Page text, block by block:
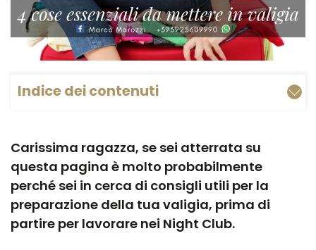
Indice dei contenuti
Carissima ragazza, se sei atterrata su
questa pagina è molto probabilmente
perché sei in cerca di consigli utili per la
preparazione della tua valigia, prima di
partire per lavorare nei Night Club.